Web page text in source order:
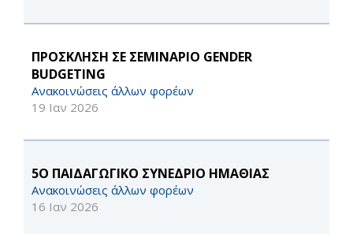
ΠΡΟΣΚΛΗΣΗ ΣΕ ΣΕΜΙΝΑΡΙΟ GENDER
BUDGETING
Ανακοινώσεις άλλων φορέων
19 Ιαν 2026
5Ο ΠΑΙΔΑΓΩΓΙΚΟ ΣΥΝΕΔΡΙΟ ΗΜΑΘΙΑΣ
Ανακοινώσεις άλλων φορέων
16 Ιαν 2026